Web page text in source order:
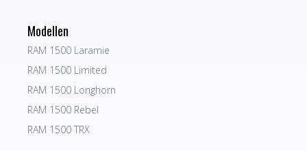
Modellen
RAM 1500 Laramie
RAM 1500 Limited
RAM 1500 Longhorn
RAM 1500 Rebel
RAM 1500 TRX